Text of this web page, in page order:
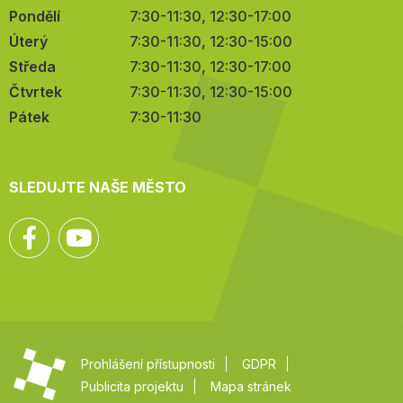
Pondělí
7:30-11:30, 12:30-17:00
Úterý
7:30-11:30, 12:30-15:00
Středa
7:30-11:30, 12:30-17:00
Čtvrtek
7:30-11:30, 12:30-15:00
Pátek
7:30-11:30
SLEDUJTE NAŠE MĚSTO
Facebook
Prohlášení přístupnosti
GDPR
Publicita projektu
Mapa stránek